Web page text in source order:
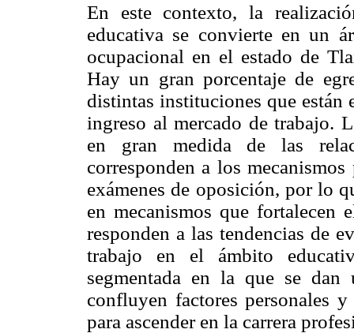
En este contexto, la
educativa se convierte en un
ocupacional en el estado de
Hay un gran porcentaje de
distintas instituciones que
ingreso al mercado de trabajo.
en gran medida de las
corresponden a los
exámenes de oposición, por lo
en mecanismos que fortalecen
responden a las tendencias de
trabajo en el ámbito
segmentada en la que se
confluyen factores personales
para ascender en la carrera